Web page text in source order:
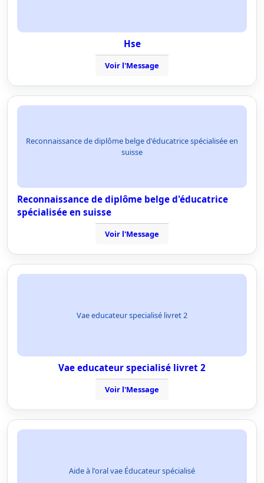
Hse
Voir l'Message
Reconnaissance de diplôme belge d'éducatrice spécialisée en
suisse
Reconnaissance de diplôme belge d'éducatrice
spécialisée en suisse
Voir l'Message
Vae educateur specialisé livret 2
Vae educateur specialisé livret 2
Voir l'Message
Aide à l'oral vae Éducateur spécialisé